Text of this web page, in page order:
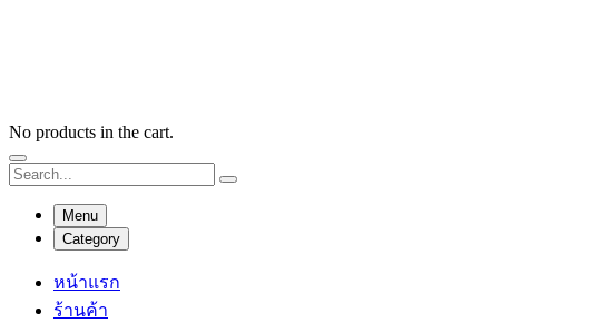
No products in the cart.
Menu
Category
หน้าแรก
ร้านค้า